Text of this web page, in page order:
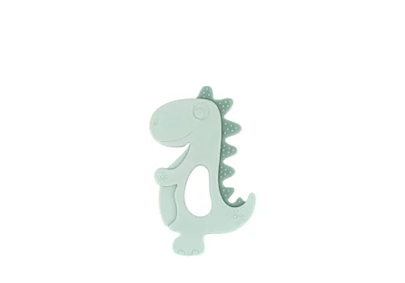
Ajouter au panier